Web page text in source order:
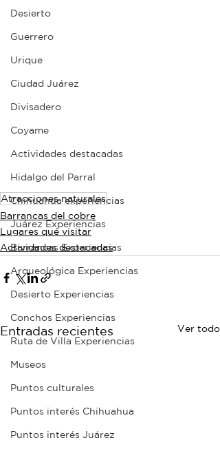
Desierto
Guerrero
Urique
Ciudad Juárez
Divisadero
Coyame
Actividades destacadas
Hidalgo del Parral
Chihuahua experiencias
Juárez Experiencias
Barrancas Experiencias
Arqueológica Experiencias
Desierto Experiencias
Conchos Experiencias
Ruta de Villa Experiencias
Museos
Puntos culturales
Puntos interés Chihuahua
Puntos interés Juárez
Atracciones naturales
Barrancas del cobre
Lugares qué visitar
Actividades destacadas
Entradas recientes Ver todo